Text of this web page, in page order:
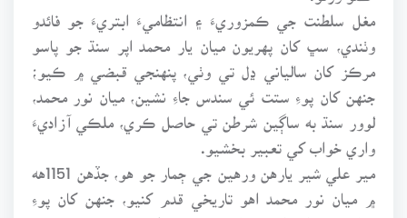
مغل سلطنت جي ڪمزوريءَ ۽ انتظاميءَ ابتريءَ جو فائدو
وٺندي، سڀ کان پهريون ميان يار محمد اپر سنڌ جو پاسو
مرڪز کان سالياني ڍل تي وٺي، پنهنجي قبضي ۾ ڪيو؛
جنهن کان پوءِ ستت ئي سندس جاءِ نشين، ميان نور محمد،
لوور سنڌ به ساڳين شرطن تي حاصل ڪري، ملڪي آزاديءَ
واري خواب کي تعبير بخشيو.
۾ ميان نور محمد اهو تاريخي قدم کنيو، جنهن کان پوءِ